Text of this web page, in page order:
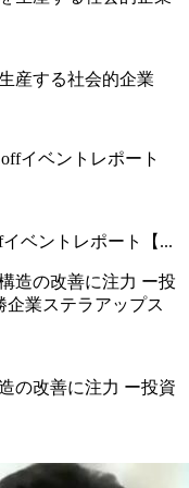
産する社会的企業
ベントレポート【...
の改善に注力 ー投資